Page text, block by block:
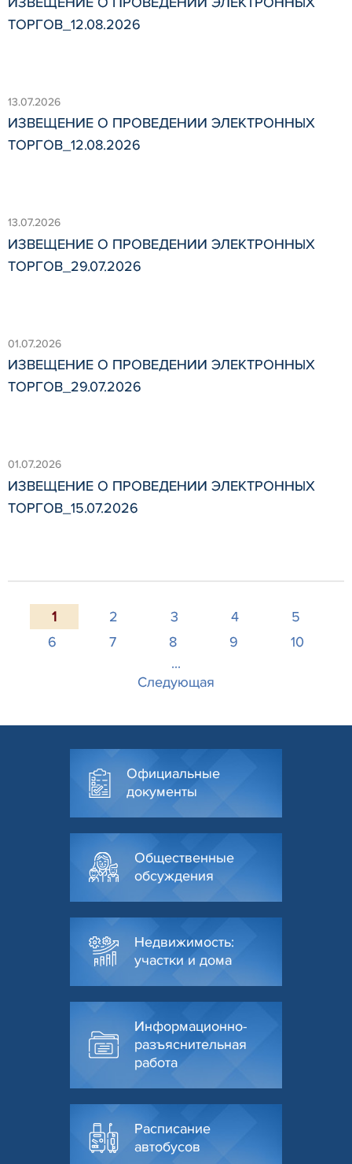
ТОРГОВ_12.08.2026
13.07.2026
ИЗВЕЩЕНИЕ О ПРОВЕДЕНИИ ЭЛЕКТРОННЫХ
ТОРГОВ_12.08.2026
13.07.2026
ИЗВЕЩЕНИЕ О ПРОВЕДЕНИИ ЭЛЕКТРОННЫХ
ТОРГОВ_29.07.2026
01.07.2026
ИЗВЕЩЕНИЕ О ПРОВЕДЕНИИ ЭЛЕКТРОННЫХ
ТОРГОВ_29.07.2026
01.07.2026
ИЗВЕЩЕНИЕ О ПРОВЕДЕНИИ ЭЛЕКТРОННЫХ
ТОРГОВ_15.07.2026
1 2 3 4
5
6
7 8 9
10
...
Следующая
Официальные
документы
Общественные
обсуждения
Недвижимость:
участки и дома
Информационно-
разъяснительная
работа
Расписание
автобусов